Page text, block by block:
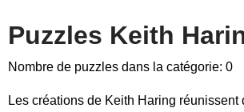
Puzzles Keith
Nombre de puzzles dans la catégorie: 0
Les créations de Keith Haring réunissent